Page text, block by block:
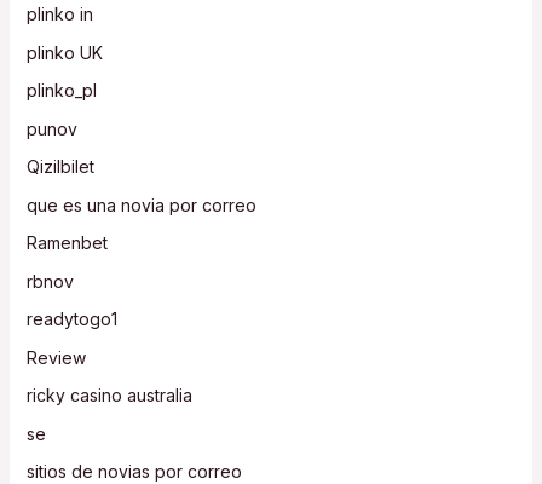
plinko in
plinko UK
plinko_pl
punov
Qizilbilet
que es una novia por correo
Ramenbet
rbnov
readytogo1
Review
ricky casino australia
se
sitios de novias por correo